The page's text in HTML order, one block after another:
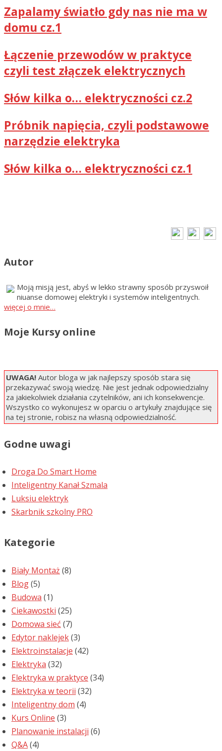
Zapalamy światło gdy nas nie ma w
domu cz.1
Łączenie przewodów w praktyce
czyli test złączek elektrycznych
Słów kilka o… elektryczności cz.2
Próbnik napięcia, czyli podstawowe
narzędzie elektryka
Słów kilka o… elektryczności cz.1
Autor
Moją misją jest, abyś w lekko strawny sposób przyswoił
niuanse domowej elektryki i systemów inteligentnych.
więcej o mnie…
Moje Kursy online
UWAGA! Autor bloga w jak najlepszy sposób stara się
przekazywać swoją wiedzę. Nie jest jednak odpowiedzialny
za jakiekolwiek działania czytelników, ani ich konsekwencje.
Wszystko co wykonujesz w oparciu o artykuły znajdujące się
na tej stronie, robisz na własną odpowiedzialność.
Godne uwagi
Droga Do Smart Home
Inteligentny Kanał Szmala
Luksiu elektryk
Skarbnik szkolny PRO
Kategorie
Biały Montaż (8)
Blog(5)
Budowa (1)
Ciekawostki (25)
Domowa sieć (7)
Edytor naklejek(3)
Elektroinstalacje (42)
Elektryka (32)
Elektryka w praktyce (34)
Elektryka w teorii (32)
Inteligentny dom (4)
Kurs Online (3)
Planowanie instalacji (6)
Q&A(4)